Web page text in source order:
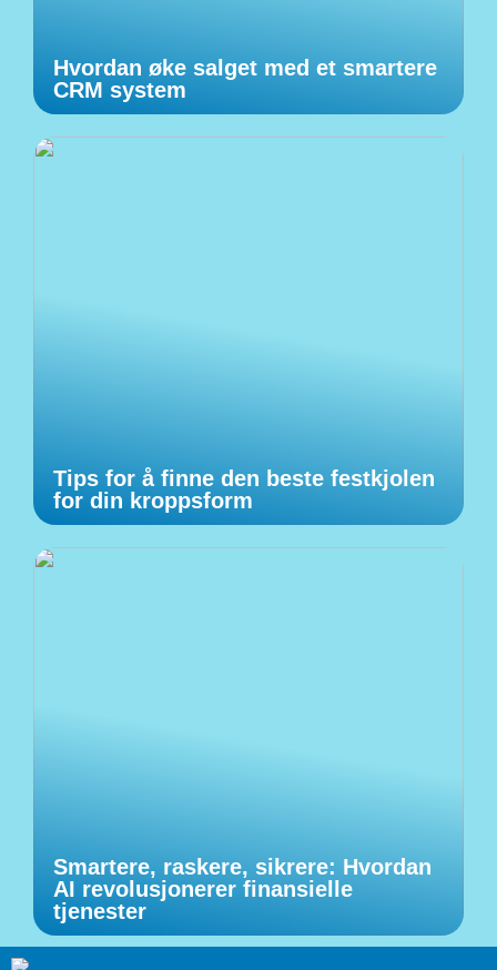
Hvordan øke salget med et smartere
CRM system
Tips for å finne den beste festkjolen
for din kroppsform
Smartere, raskere, sikrere: Hvordan
AI revolusjonerer finansielle
tjenester